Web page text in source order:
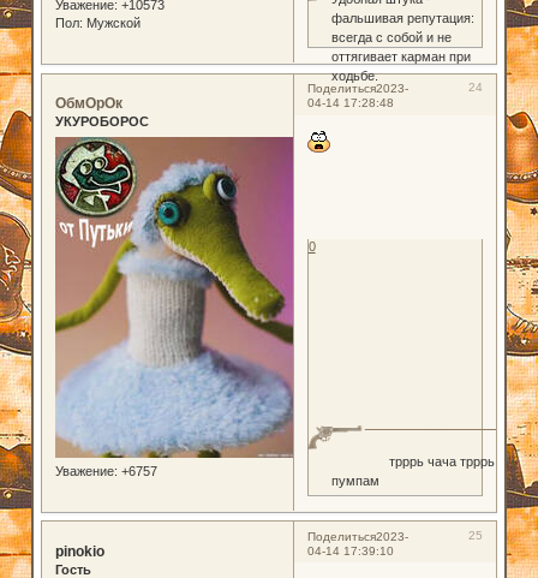
Уважение: +10573
Пол: Мужской
фальшивая репутация:
всегда с собой и не
оттягивает карман при
ходьбе.
Поделиться 24
2023-
04-14 17:28:48
ОбмОрОк
УКУРОБОРОС
Уважение: +6757
трррь чача трррь
пумпам
0
Поделиться 25
2023-
04-14 17:39:10
pinokio
Гость